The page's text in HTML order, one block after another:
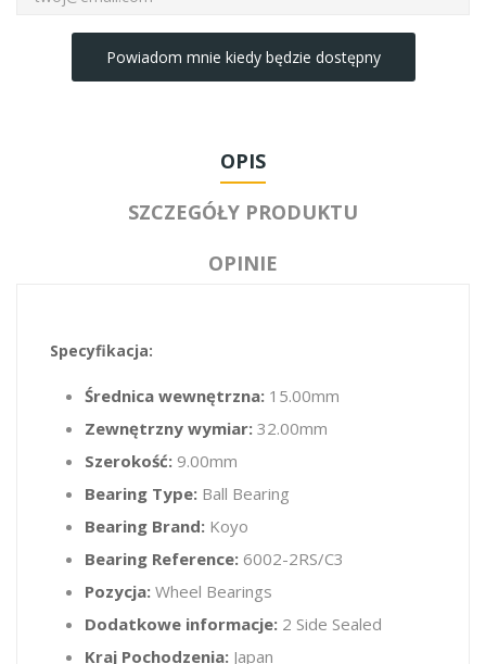
Powiadom mnie kiedy będzie dostępny
OPIS
SZCZEGÓŁY PRODUKTU
OPINIE
Specyfikacja:
Średnica wewnętrzna: 15.00mm
Zewnętrzny wymiar: 32.00mm
Szerokość: 9.00mm
Bearing Type: Ball Bearing
Bearing Brand: Koyo
Bearing Reference: 6002-2RS/C3
Pozycja: Wheel Bearings
Dodatkowe informacje: 2 Side Sealed
Kraj Pochodzenia: Japan